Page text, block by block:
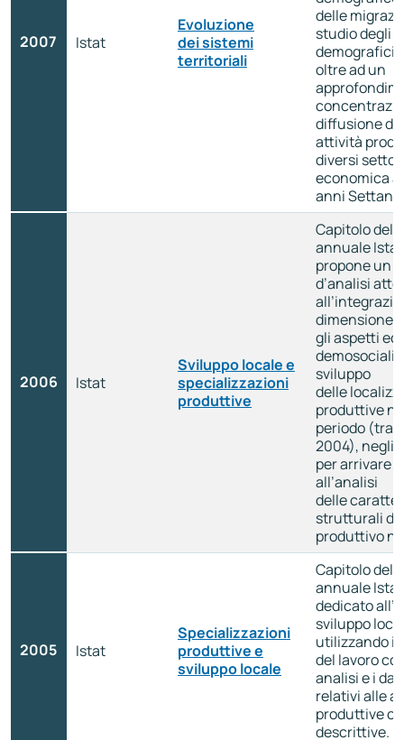
2007 Istat
Evoluzione
dei sistemi
territoriali
delle
studio degli
demografici
oltre ad un
diffusione
attività
diversi
economica
anni
2006 Istat
Sviluppo locale e
specializzazioni
produttive
Capitolo del
annuale
propone un
d’analisi
dimensione
gli aspetti
demosociali
sviluppo
delle
produttive
periodo (tra il
2004), negli
per arrivare
all’analisi
delle
strutturali
produttivo
2005 Istat
Specializzazioni
produttive e
sviluppo locale
Capitolo del
annuale
dedicato
sviluppo
utilizzando i
del lavoro
analisi e i
relativi alle
produttive
descrittive.